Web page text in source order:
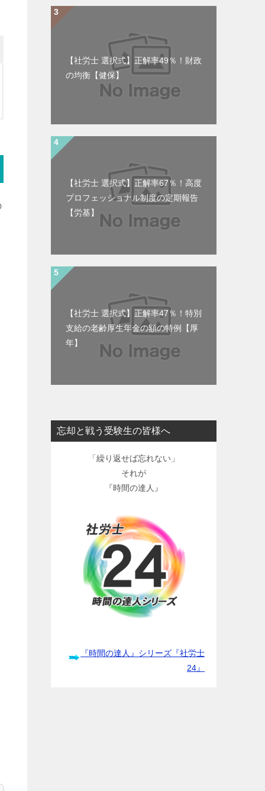
【社労士 選択式】正解率49％！財政
の均衡【健保】
【社労士 選択式】正解率67％！高度
プロフェッショナル制度の定期報告
【労基】
【社労士 選択式】正解率47％！特別
支給の老齢厚生年金の額の特例【厚
年】
忘却と戦う受験生の皆様へ
「繰り返せば忘れない」
それが
『時間の達人』
『時間の達人』シリーズ『社労士
24』